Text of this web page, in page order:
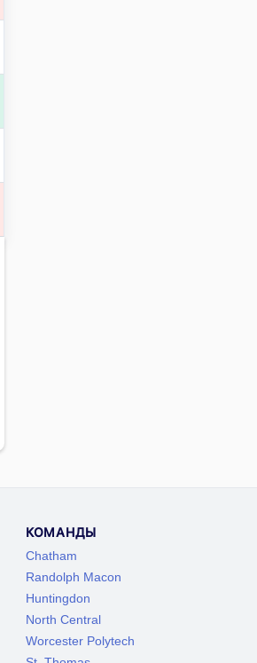
КОМАНДЫ
Chatham
Randolph Macon
Huntingdon
North Central
Worcester Polytech